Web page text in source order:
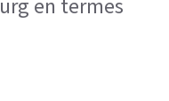
en termes